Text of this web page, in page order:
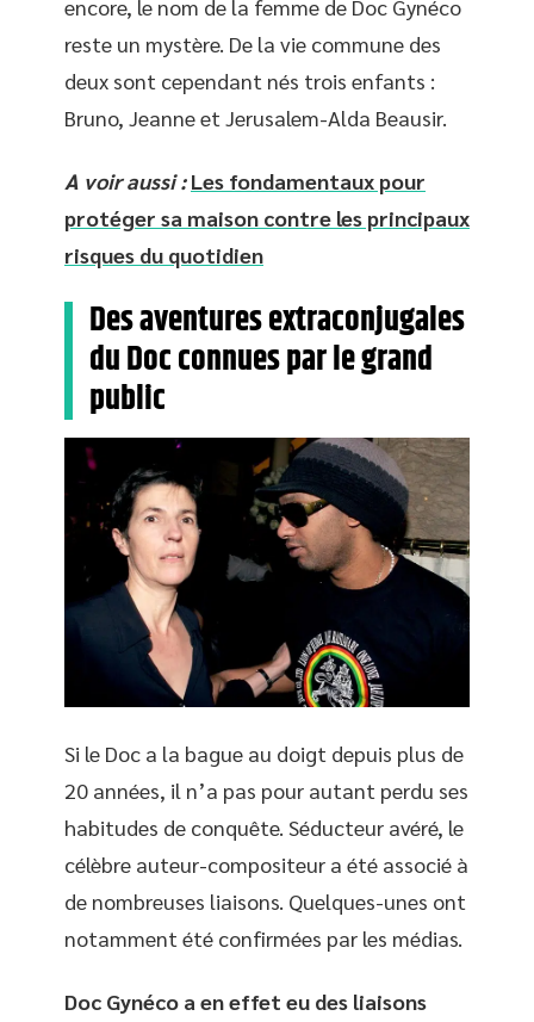
encore, le nom de la femme de Doc Gynéco
reste un mystère. De la vie commune des
deux sont cependant nés trois enfants :
Bruno, Jeanne et Jerusalem-Alda Beausir.
A voir aussi : Les fondamentaux pour
protéger sa maison contre les principaux
risques du quotidien
Des aventures extraconjugales
du Doc connues par le grand
public
Si le Doc a la bague au doigt depuis plus de
20 années, il n’a pas pour autant perdu ses
habitudes de conquête. Séducteur avéré, le
célèbre auteur-compositeur a été associé à
de nombreuses liaisons. Quelques-unes ont
notamment été confirmées par les médias.
Doc Gynéco a en effet eu des liaisons